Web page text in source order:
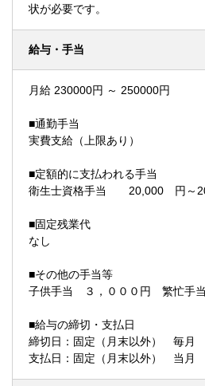
状が必要です。
給与・手当
月給 230000円 ～ 250000円
■通勤手当
実費支給（上限あり）
■定額的に支払われる手当
衛生士資格手当 20,000 円～
■固定残業代
なし
■その他の手当等
子供手当 ３，０００円 繁忙
■給与の締切・支払日
締切日：固定（月末以外） 毎
支払日：固定（月末以外） 当